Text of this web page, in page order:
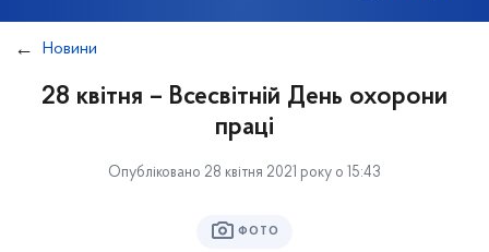
Новини
28 квітня – Всесвітній День охорони
праці
Опубліковано 28 квітня 2021 року о 15:43
ФОТО